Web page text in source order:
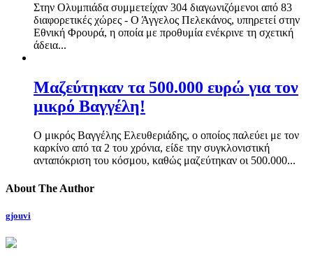
Στην Ολυμπιάδα συμμετείχαν 304 διαγωνιζόμενοι από 83
διαφορετικές χώρες - Ο Άγγελος Πελεκάνος, υπηρετεί στην
Εθνική Φρουρά, η οποία με προθυμία ενέκρινε τη σχετική
άδεια...
Μαζεύτηκαν τα 500.000 ευρώ για τον
μικρό Βαγγέλη!
Ο μικρός Βαγγέλης Ελευθεριάδης, ο οποίος παλεύει με τον
καρκίνο από τα 2 του χρόνια, είδε την συγκλονιστική
ανταπόκριση του κόσμου, καθώς μαζεύτηκαν οι 500.000...
About The Author
gjouvi